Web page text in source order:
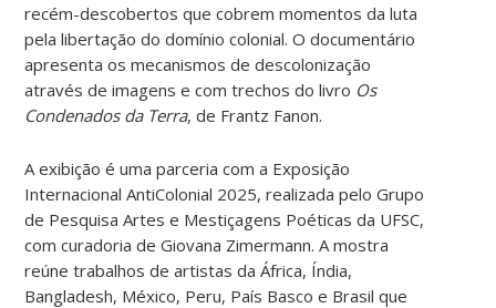
recém-descobertos que cobrem momentos da luta
pela libertação do domínio colonial. O documentário
apresenta os mecanismos de descolonização
através de imagens e com trechos do livro Os
Condenados da Terra, de Frantz Fanon.
A exibição é uma parceria com a Exposição
Internacional AntiColonial 2025, realizada pelo Grupo
de Pesquisa Artes e Mestiçagens Poéticas da UFSC,
com curadoria de Giovana Zimermann. A mostra
reúne trabalhos de artistas da África, Índia,
Bangladesh, México, Peru, País Basco e Brasil que